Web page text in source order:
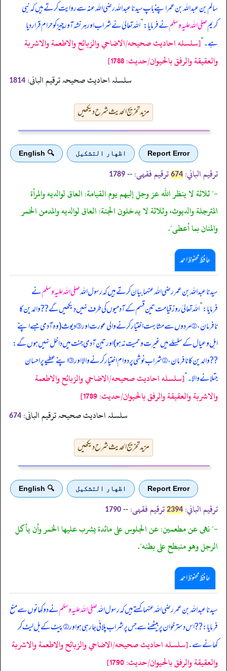
سالم بن عبداللہ بن عمر اپنے باپ سیدنا عبداللہ رضی اللہ عنہ سے روایت کرتے ہیں کہ نبی
کریمصلی اللہ علیہ وسلمنے فرمایا:”اللہ تعالیٰ نے شراب اور ہر نشہ آور چیز کو حرام قرار دیا
ہے۔“[سلسله احاديث صحيحه/الاضاحي والزبائح والاطعمة والاشربة
والعقيقة والرفق بالحيوان/حدیث: 1788]
سلسلہ احادیث صحیحہ ترقیم البانی: 1814
مزید تخریج الحدیث شرح دیکھیں
Report Error اظهار التشكيل 🔍 English
ترقیم الباني: 674 ترقیم فقہی: --
1789
-" ثلاثة لا ينظر الله عز وجل إليهم يوم القيامة: العاق لوالديه والمرأة
المترجلة والديوث، وثلاثة لا يدخلون الجنة: العاق لوالديه والمدمن الخمر
والمنان بما أعطى".
حافظ محفوظ احمد
سیدنا عبداللہ بن عمر رضی اللہ عنہما بیان کرتے ہیں کہ رسول اللہصلی اللہ علیہ وسلمنے
فرمایا:”اللہ تعالیٰ روز قیامت تین قسم کے آدمیوں کی طرف نہیں دیکھیں گے ?? والدین کا
نافرمان، ② مردوں سے مشابہت اختیار کرنے والی عورت اور ③ دیوث (وہ آدمی جسے اپنے
اہل و عیال کے سلسلے میں غیرت و حمیت نہ ہو) اور تین آدمی جنت میں داخل نہیں ہوں گے:
?? والدین کا نافرمان، ② شراب نوشی پر دوام اختیار کرنے والا اور ③ اپنے عطیے پر احسان
جتلانے والا۔“[سلسله احاديث صحيحه/الاضاحي والزبائح والاطعمة
والاشربة والعقيقة والرفق بالحيوان/حدیث: 1789]
سلسلہ احادیث صحیحہ ترقیم البانی: 674
مزید تخریج الحدیث شرح دیکھیں
Report Error اظهار التشكيل 🔍 English
ترقیم الباني: 2394 ترقیم فقہی: --
1790
-" نهى عن مطعمين: عن الجلوس على مائدة يشرب عليها الخمر وأن يأكل
الرجل وهو منبطح على بطنه".
حافظ محفوظ احمد
سیدنا عبداللہ بن عمر رضی اللہ عنہما کہتے ہیں کہ رسول اللہصلی اللہ علیہ وسلمنے دو کھانوں سے منع
فرمایا: ?? اس دسترخوان پر بیٹھنے سے جس پر شراب پلائی جا رہی ہو اور ② پیٹ کے بل لیٹ کر
کھانے سے۔[سلسله احاديث صحيحه/الاضاحي والزبائح والاطعمة والاشربة
والعقيقة والرفق بالحيوان/حدیث: 1790]